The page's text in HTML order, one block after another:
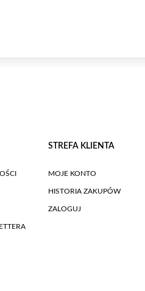
STREFA KLIENTA
MOJE KONTO
HISTORIA ZAKUPÓW
ZALOGUJ